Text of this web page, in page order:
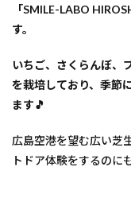
「SMILE-LABO
す。
いちご、さくらんぼ、
を栽培しており、季節
ます🎵
広島空港を望む広い芝
トドア体験をするのに